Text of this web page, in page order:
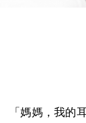
「媽媽，我的